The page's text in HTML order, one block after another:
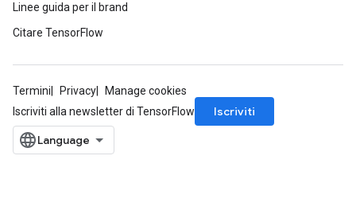
Linee guida per il brand
Citare TensorFlow
Termini Privacy
Manage cookies
Iscriviti alla newsletter di TensorFlow
Iscriviti